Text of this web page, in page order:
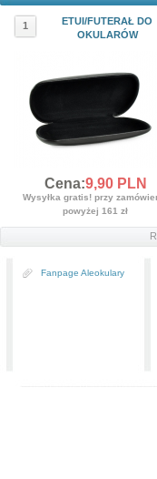
1
ETUI/FUTERAŁ DO
OKULARÓW
Cena:9,90PLN
Wysyłka gratis! przy
powyżej 161 zł
Fanpage Aleokulary